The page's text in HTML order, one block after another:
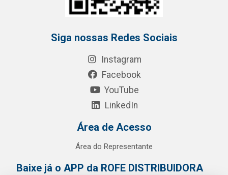
Siga nossas Redes Sociais
Instagram
Facebook
YouTube
LinkedIn
Área de Acesso
Área do Representante
Baixe já o APP da ROFE DISTRIBUIDORA